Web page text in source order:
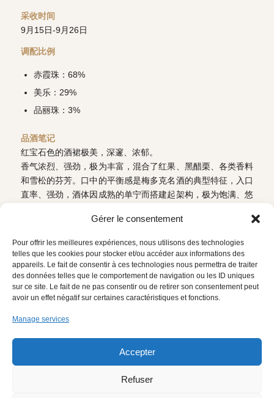
Gérer le consentement
Pour offrir les meilleures expériences, nous utilisons des technologies
telles que les cookies pour stocker et/ou accéder aux informations des
appareils. Le fait de consentir à ces technologies nous permettra de traiter
des données telles que le comportement de navigation ou les ID uniques
sur ce site. Le fait de ne pas consentir ou de retirer son consentement peut
avoir un effet négatif sur certaines caractéristiques et fonctions.
Manage services
Accepter
Refuser
采收时间
9月15日-9月26日
调配比例
赤霞珠：68%
美乐：29%
品丽珠：3%
品酒笔记
红宝石色的酒裙极美，深邃、浓郁。
香气浓烈、强劲，极为丰富，混合了红果、黑醋栗、各类香料
和雪松的芬芳。口中的平衡感是梅多克名酒的典型特征，入口
直率、强劲，酒体因成熟的单宁而搭建起架构，极为饱满、悠
返回